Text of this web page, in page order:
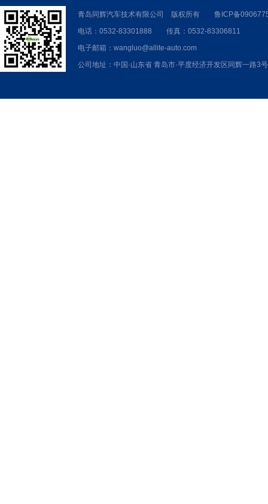
青岛同辉汽车技术有限公司 版权所有 鲁ICP备
电话：0532-83301888 传真：0532-83306811
电子邮箱：wangluo@allite-auto.com
公司地址：中国·山东省 青岛市·平度经济开发区同辉一路3号